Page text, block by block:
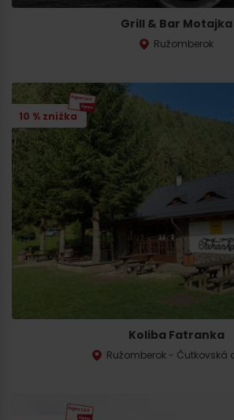
Grill & Bar Motajka
Ružomberok
10 % zniżka
Koliba Fatranka
Ružomberok - Čutkovská